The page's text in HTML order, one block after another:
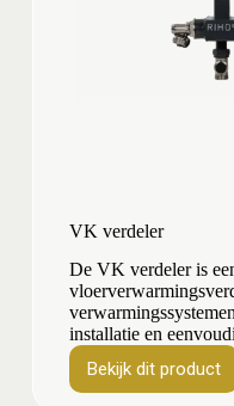
VK verdeler
De VK verdeler is
installatie en
Bekijk dit product
Bekijk
dit